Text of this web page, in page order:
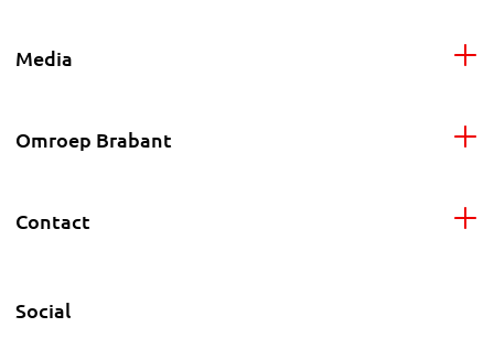
Media
Omroep Brabant
Contact
Social